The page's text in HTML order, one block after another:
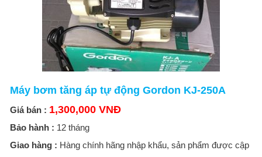
Máy bơm tăng áp tự động Gordon KJ-250A
Giá bán : 1,300,000 VNĐ
Bảo hành : 12 tháng
Giao hàng : Hàng chính hãng nhập khẩu, sản phẩm được cập